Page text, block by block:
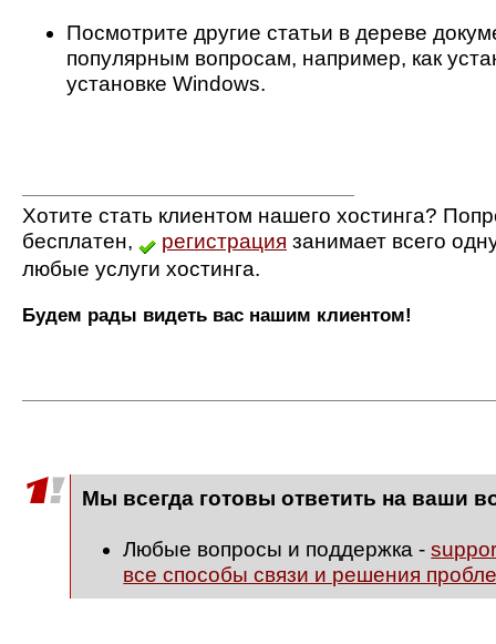
Посмотрите другие статьи в дереве
популярным вопросам, например, как
установке Windows.
Хотите стать клиентом нашего хостинга?
бесплатен,
регистрация занимает всего
любые услуги хостинга.
Будем рады видеть вас нашим клиентом!
Мы всегда готовы ответить на ваши
Любые вопросы и поддержка -
все способы связи и решения